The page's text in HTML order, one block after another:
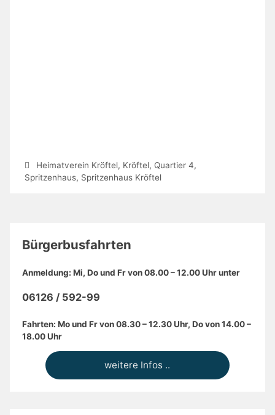
Heimatverein Kröftel, Kröftel, Quartier 4,
Spritzenhaus, Spritzenhaus Kröftel
Bürgerbusfahrten
Anmeldung: Mi, Do und Fr von 08.00 – 12.00 Uhr unter
06126 / 592-99
Fahrten: Mo und Fr von 08.30 – 12.30 Uhr, Do von 14.00 –
18.00 Uhr
weitere Infos ..